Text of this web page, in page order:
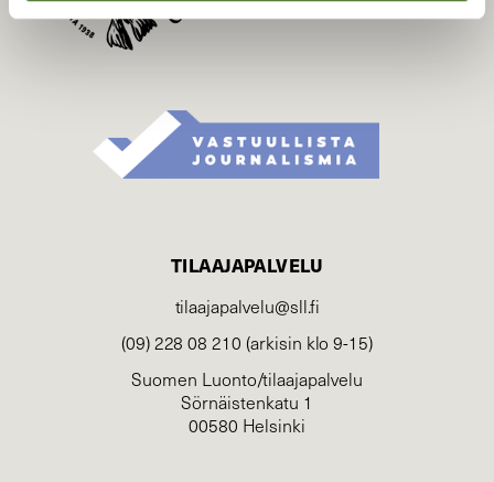
TILAAJAPALVELU
tilaajapalvelu@sll.fi
(09) 228 08 210 (arkisin klo 9-15)
Suomen Luonto/tilaajapalvelu
Sörnäistenkatu 1
00580 Helsinki